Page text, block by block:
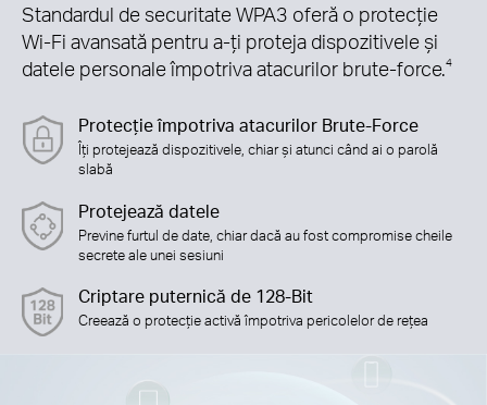
Standardul de securitate WPA3 oferă o protecție
Wi-Fi avansată pentru a-ți proteja dispozitivele și
datele personale împotriva atacurilor brute-force.4
Protecție împotriva atacurilor Brute-Force
Îți protejează dispozitivele, chiar și atunci când ai o parolă
slabă
Protejează datele
Previne furtul de date, chiar dacă au fost compromise cheile
secrete ale unei sesiuni
Criptare puternică de 128-Bit
Creează o protecție activă împotriva pericolelor de rețea